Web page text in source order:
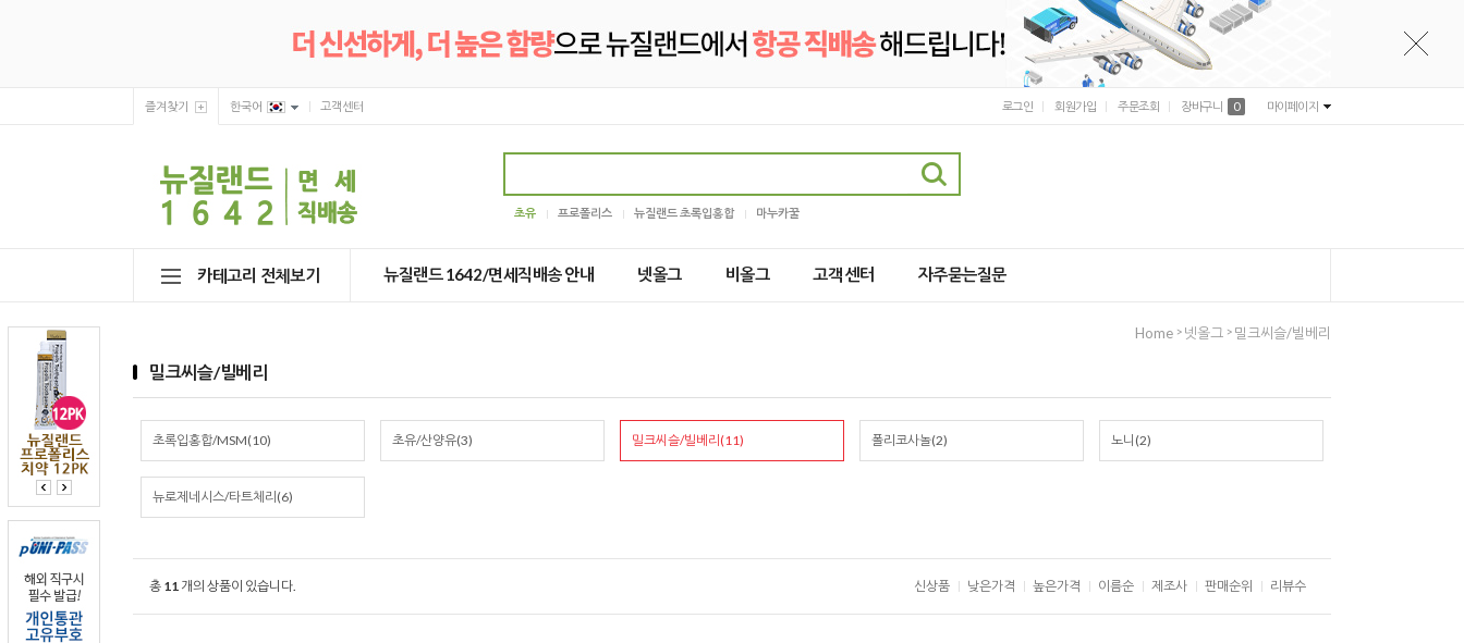
즐겨찾기 한국어 고객센터 로그인 회원가입 주문조회 장바구니 0 마이페이지
초유 프로폴리스 뉴질랜드 초록입홍합 마누카꿀
카테고리 전체보기 뉴질랜드 1642/면세직배송 안내 넷올그 비올그 고객 센터 자주묻는질문
Home > 넷올그 > 밀크씨슬/빌베리
밀크씨슬/빌베리
초록입홍합/MSM(10) 초유/산양유(3) 밀크씨슬/빌베리(11) 폴리코사놀(2) 노니(2)
뉴로제네시스/타트체리(6)
총 11 개의 상품이 있습니다. 신상품 낮은가격 높은가격 이름순 제조사 판매순위 리뷰수